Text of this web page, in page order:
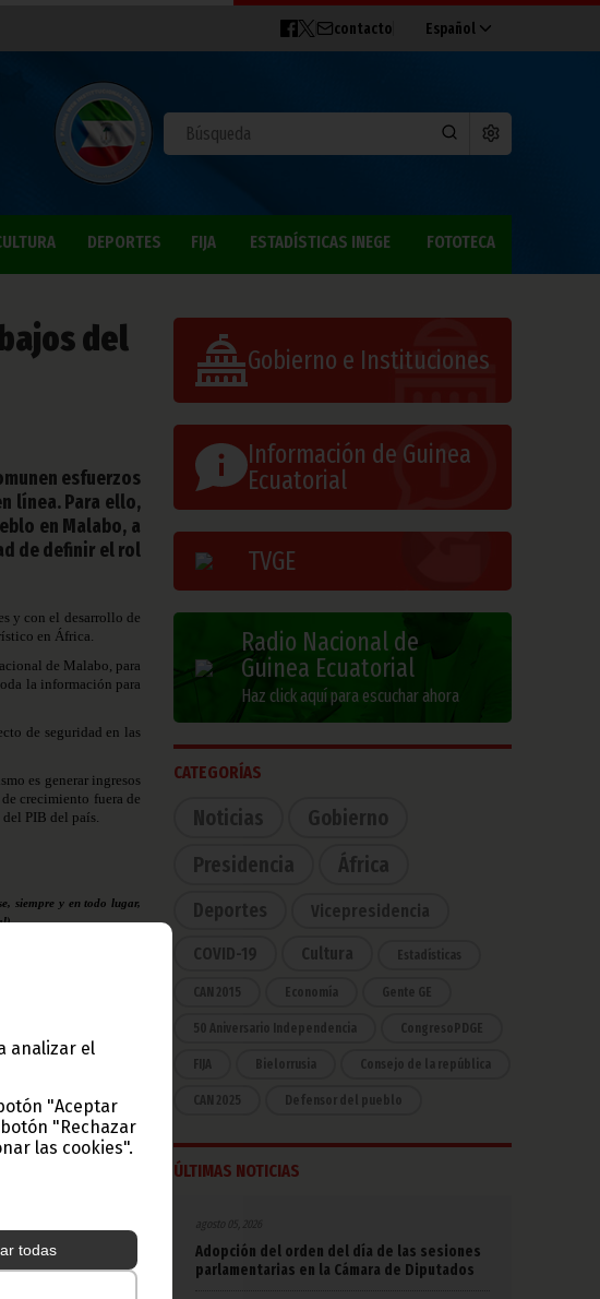
analizar el
"Aceptar
"Rechazar
las cookies".
todas
contacto Español
DEPORTES FIJA ESTADÍSTICAS INEGE FOTOTECA
del
esfuerzos
línea. Para ello,
en Malabo, a
de definir el rol
y con el desarrollo de
en África.
de Malabo, para
la información para
de seguridad en las
es generar ingresos
crecimiento fuera de
del PIB del país.
siempre y en todo lugar,
Gobierno e Instituciones
Información de Guinea
Ecuatorial
TVGE
Radio Nacional de
Guinea Ecuatorial
Haz click aquí para escuchar ahora
CATEGORÍAS
Noticias
Gobierno
Presidencia
África
Deportes Vicepresidencia
COVID-19 Cultura Estadísticas
CAN 2015 Economía Gente GE
50 Aniversario Independencia CongresoPDGE
FIJA Bielorrusia Consejo de la república
CAN 2025 Defensor del pueblo
ÚLTIMAS NOTICIAS
agosto 05, 2026
Adopción del orden del día de las sesiones
parlamentarias en la Cámara de Diputados